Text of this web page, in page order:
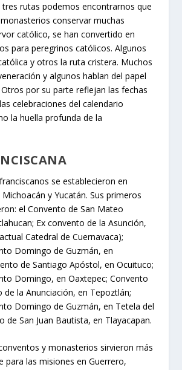
rutas podemos encontrarnos que
conservar muchas
católico, se han convertido en
para peregrinos católicos. Algunos
y otros la ruta cristera. Muchos
y algunos hablan del papel
por su parte reflejan las fechas
celebraciones del calendario
la huella profunda de la
se establecieron en
y Yucatán. Sus primeros
el Convento de San Mateo
Ex convento de la Asunción,
Catedral de Cuernavaca);
Domingo de Guzmán, en
de Santiago Apóstol, en Ocuituco;
Domingo, en Oaxtepec; Convento
de la Anunciación, en Tepoztlán;
Domingo de Guzmán, en Tetela del
de San Juan Bautista, en Tlayacapan.
y monasterios sirvieron más
para las misiones en Guerrero,